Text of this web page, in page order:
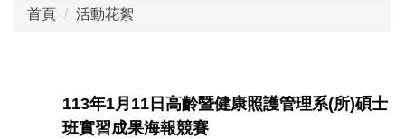
首頁 活動花絮
113年1月11日高齡暨健康照護管理系(所)碩士
班實習成果海報競賽